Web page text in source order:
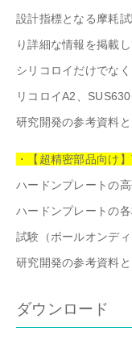
設計指標となる摩耗
り詳細な情報を掲載し
シリコロイだけでな
リコロイA2、
研究開発の参考資料
・【超精密部品向け
ハードンプレートの
ハードンプレートの
試験（ボールオンデ
研究開発の参考資料
ダウンロード